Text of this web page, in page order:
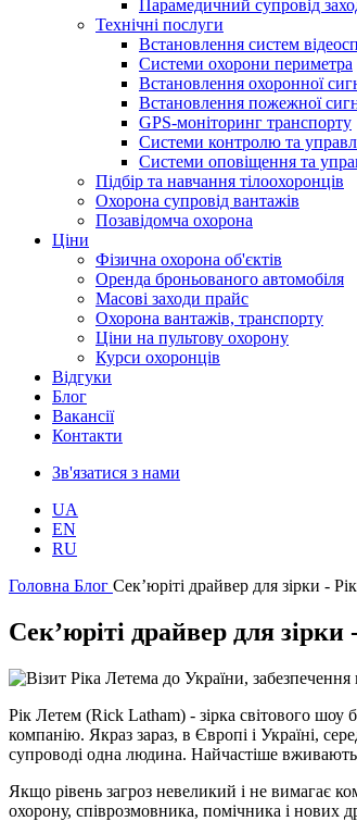
Парамедичний супровід
Технічні послуги
Встановлення систем
Системи охорони периметра
Встановлення охоронної
Встановлення пожежної
GPS-моніторинг транспорту
Системи контролю та
Системи оповіщення та
Підбір та навчання тілоохоронців
Охорона супровід вантажів
Позавідомча охорона
Ціни
Фізична охорона об'єктів
Оренда броньованого автомобіля
Масові заходи прайс
Охорона вантажів, транспорту
Ціни на пультову охорону
Курси охоронців
Відгуки
Блог
Ваканcії
Контакти
Зв'язатися з нами
UA
EN
RU
Головна Блог Сек’юріті драйвер для зірки -
Сек’юріті драйвер для
Рік Летем (Rick Latham) - зірка світового шоу
компанію. Якраз зараз, в Європі і Україні,
супроводі одна людина. Найчастіше
Якщо рівень загроз невеликий і не вимагає
охорону, співрозмовника, помічника і нових